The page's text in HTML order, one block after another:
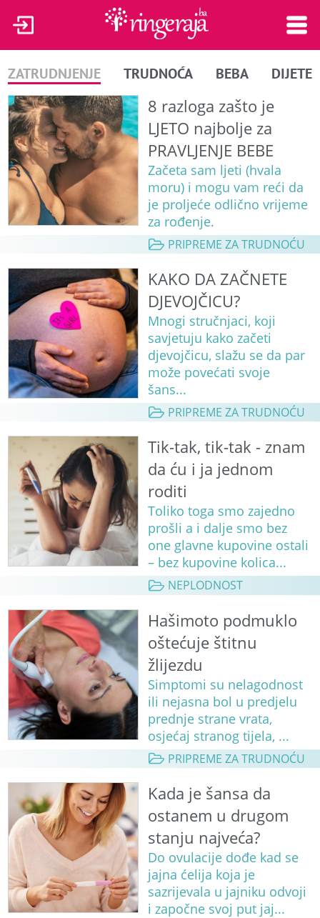
ZATRUDNJENJE TRUDNOĆA BEBA DIJETE
8 razloga zašto je
LJETO najbolje za
PRAVLJENJE BEBE
Začeta sam ljeti (hvala
moru) i mogu vam reći da
je proljeće odlično vrijeme
za rođenje.
PRIPREME ZA TRUDNOĆU
KAKO DA ZAČNETE
DJEVOJČICU?
Mnogi stručnjaci, koji
savjetuju kako začeti
djevojčicu, slažu se da par
može povećati svoje
šans...
PRIPREME ZA TRUDNOĆU
Tik-tak, tik-tak - znam
da ću i ja jednom
roditi
Toliko toga smo zajedno
prošli a i dalje smo bez
one glavne kupovine ostali
– bez kupovine kolica...
NEPLODNOST
Hašimoto podmuklo
oštećuje štitnu
žlijezdu
Simptomi su nelagodnost
ili nejasna bol u predjelu
prednje strane vrata,
osjećaj stranog tijela, ...
PRIPREME ZA TRUDNOĆU
Kada je šansa da
ostanem u drugom
stanju najveća?
Do ovulacije dođe kad se
jajna ćelija koja je
sazrijevala u jajniku odvoji
i započne svoj put jaj...